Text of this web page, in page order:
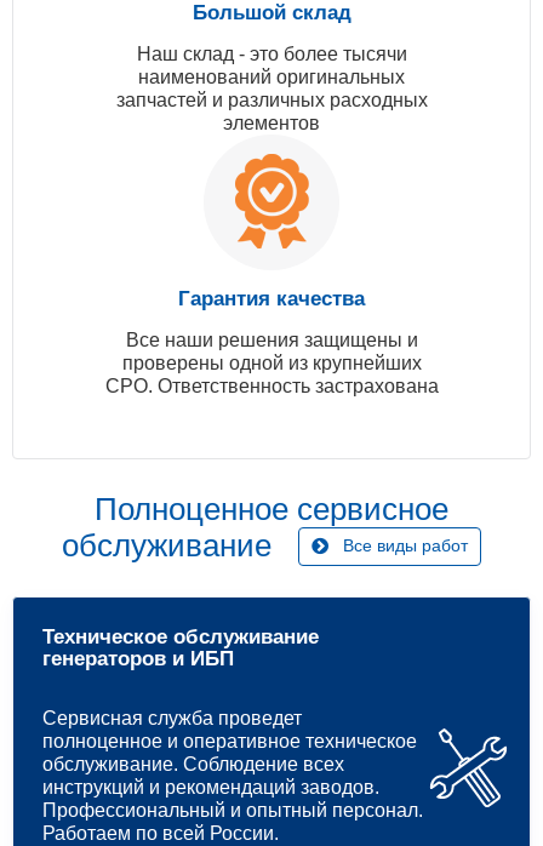
Большой склад
Наш склад - это более тысячи
наименований оригинальных
запчастей и различных расходных
элементов
Гарантия качества
Все наши решения защищены и
проверены одной из крупнейших
СРО. Ответственность застрахована
Полноценное сервисное
обслуживание
Все виды работ
Техническое обслуживание
генераторов и ИБП
Сервисная служба проведет
полноценное и оперативное техническое
обслуживание. Соблюдение всех
инструкций и рекомендаций заводов.
Профессиональный и опытный персонал.
Работаем по всей России.